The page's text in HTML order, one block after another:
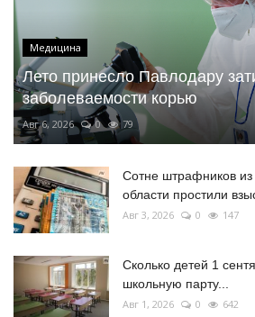
Медицина
Лето принесло Павлодару
заболеваемости корью
Авг 6, 2026 0 79
Сотне штрафников из
области простили
Авг 3, 2026 0 147
Сколько детей 1
школьную парту...
Авг 1, 2026 0 642